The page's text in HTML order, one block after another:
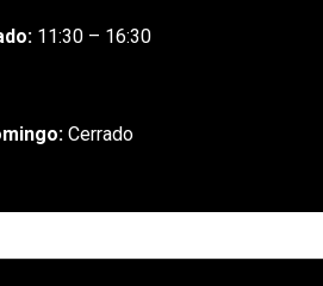
11:30 – 16:30
Cerrado